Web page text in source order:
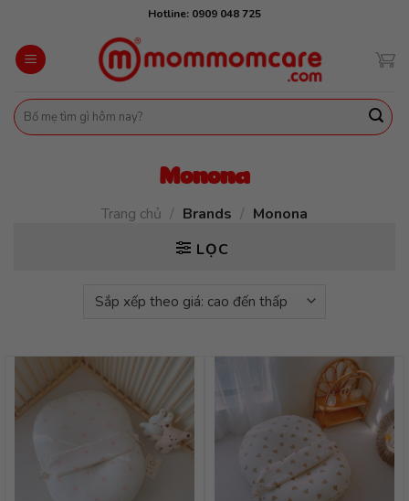
content
Hotline: 0909 048 725
Tìm
kiếm:
Monona
Trang chủ / Brands / Monona
LỌC